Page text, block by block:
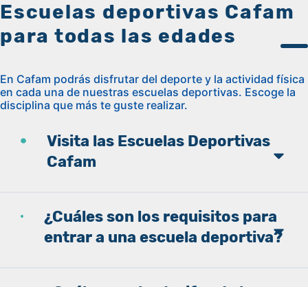
Escuelas deportivas Cafam
para todas las edades
En Cafam podrás disfrutar del deporte y la actividad física
en cada una de nuestras escuelas deportivas. Escoge la
disciplina que más te guste realizar.
Visita las Escuelas Deportivas
Cafam
¿Cuáles son los requisitos para
entrar a una escuela deportiva?